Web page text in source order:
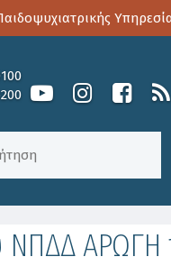
Υπηρεσίας
ΣΕ
ΝΠΔΔ ΑΡΩΓΗ